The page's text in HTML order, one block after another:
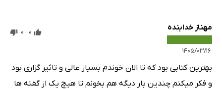
مهناز خدابنده
۱۴۰۵/۰۳/۱۶
0
0
بهترین کتابی بود که تا الان خوندم بسیار عالی و تاثیر گزاری بود
و فکر میکنم چندین بار دیگه هم بخونم تا هیچ یک از گفته ها